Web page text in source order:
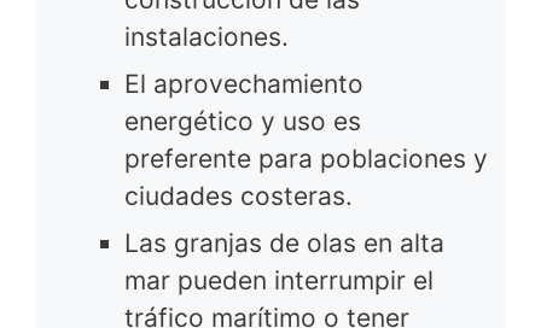
instalaciones.
El aprovechamiento
energético y uso es
preferente para poblaciones y
ciudades costeras.
Las granjas de olas en alta
mar pueden interrumpir el
tráfico marítimo o tener